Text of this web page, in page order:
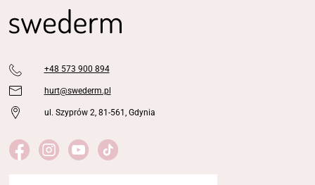
+48 573 900 894
hurt@swederm.pl
ul. Szyprów 2, 81-561, Gdynia